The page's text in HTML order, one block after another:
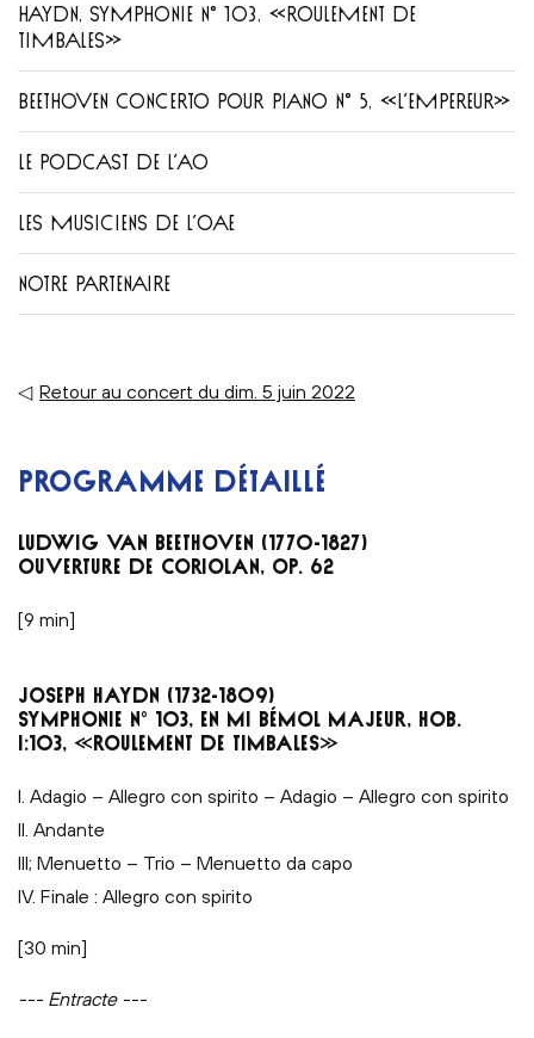
HAYDN, SYMPHONIE N° 103, «ROULEMENT DE
TIMBALES»
BEETHOVEN CONCERTO POUR PIANO N° 5, «L’EMPEREUR»
LE PODCAST DE L’AO
LES MUSICIENS DE L’OAE
NOTRE PARTENAIRE
◁ Retour au concert du dim. 5 juin 2022
PROGRAMME DÉTAILLÉ
LUDWIG VAN BEETHOVEN (1770-1827)
OUVERTURE DE CORIOLAN, OP. 62
[9 min]
JOSEPH HAYDN (1732-1809)
SYMPHONIE N° 103, EN MI BÉMOL MAJEUR, HOB.
I:103, «ROULEMENT DE TIMBALES»
I. Adagio – Allegro con spirito – Adagio – Allegro con spirito
II. Andante
III; Menuetto – Trio – Menuetto da capo
IV. Finale : Allegro con spirito
[30 min]
--- Entracte ---